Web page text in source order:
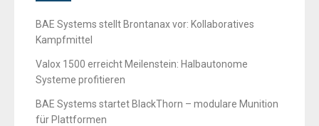
BAE Systems stellt Brontanax vor: Kollaboratives
Kampfmittel
Valox 1500 erreicht Meilenstein: Halbautonome
Systeme profitieren
BAE Systems startet BlackThorn – modulare Munition
für Plattformen